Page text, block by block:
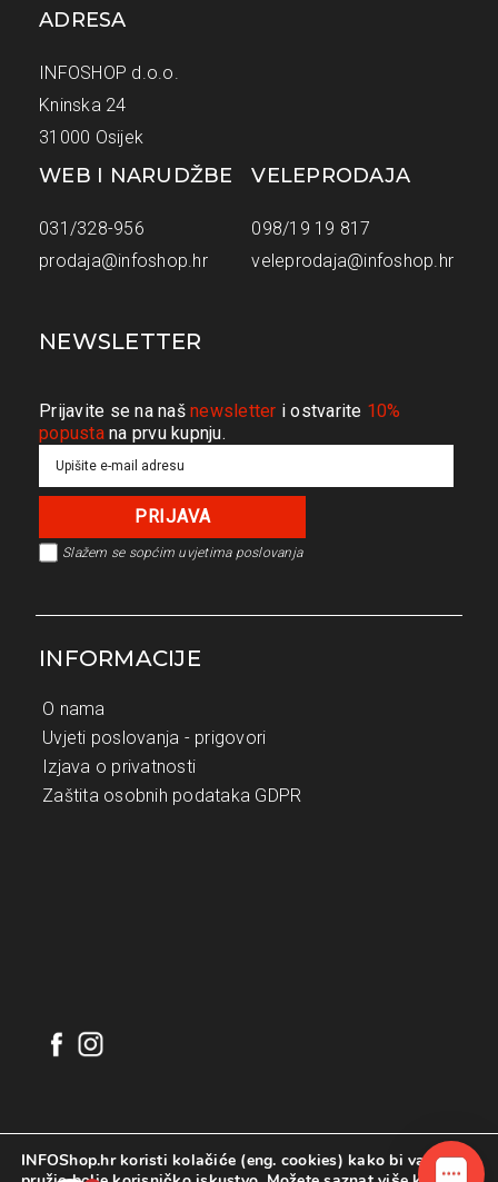
ADRESA
INFOSHOP d.o.o.
Kninska 24
31000 Osijek
WEB I NARUDŽBE
031/328-956
prodaja@infoshop.hr
VELEPRODAJA
098/19 19 817
veleprodaja@infoshop.hr
NEWSLETTER
Prijavite se na naš newsletter i ostvarite 10%
popustana prvu kupnju.
Slažem se sopćim uvjetima poslovanja
INFORMACIJE
O nama
Uvjeti poslovanja - prigovori
Izjava o privatnosti
Zaštita osobnih podataka GDPR
INFOShop.hr koristi kolačiće (eng. cookies) kako bi vam